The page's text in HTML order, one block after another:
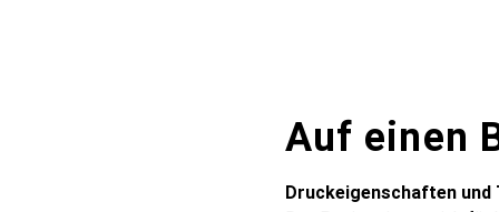
Auf einen
Druckeigenschaften und